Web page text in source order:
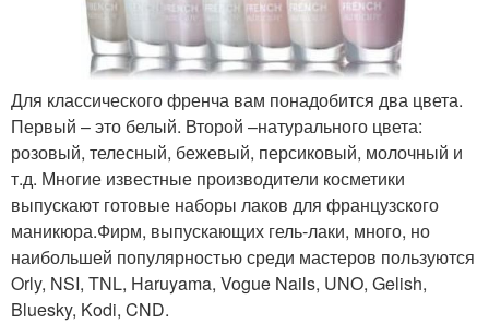
Для классического френча вам понадобится два цвета.
Первый – это белый. Второй –натурального цвета:
розовый, телесный, бежевый, персиковый, молочный и
т.д. Многие известные производители косметики
выпускают готовые наборы лаков для французского
маникюра.Фирм, выпускающих гель-лаки, много, но
наибольшей популярностью среди мастеров пользуются
Orly, NSI, TNL, Haruyama, Vogue Nails, UNO, Gelish,
Bluesky, Kodi, CND.